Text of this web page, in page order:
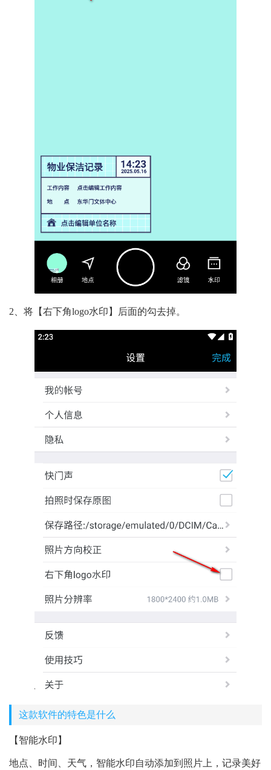
2、将【右下角logo水印】后面的勾去掉。
这款软件的特色是什么
【智能水印】
地点、时间、天气，智能水印自动添加到照片上，记录美好